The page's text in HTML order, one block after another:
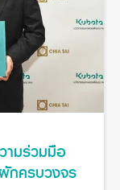
ามร่วมมือ
กครบวงจร